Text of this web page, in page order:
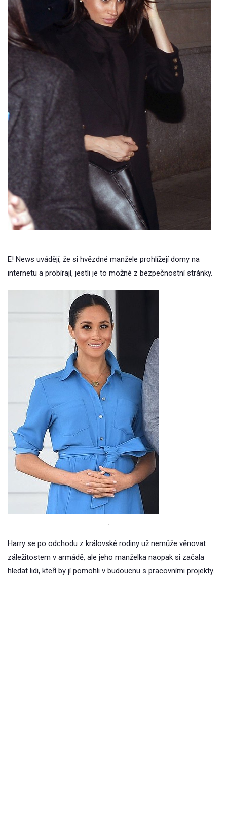
.
E! News uvádějí, že si hvězdné manžele prohlížejí domy na
internetu a probírají, jestli je to možné z bezpečnostní stránky.
.
Harry se po odchodu z královské rodiny už nemůže věnovat
záležitostem v armádě, ale jeho manželka naopak si začala
hledat lidi, kteří by jí pomohli v budoucnu s pracovními projekty.